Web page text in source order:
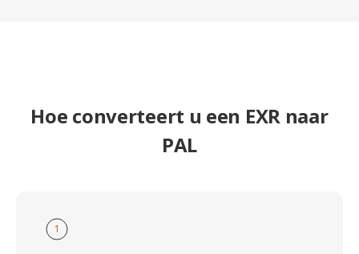
Hoe converteert u een EXR naar
PAL
1